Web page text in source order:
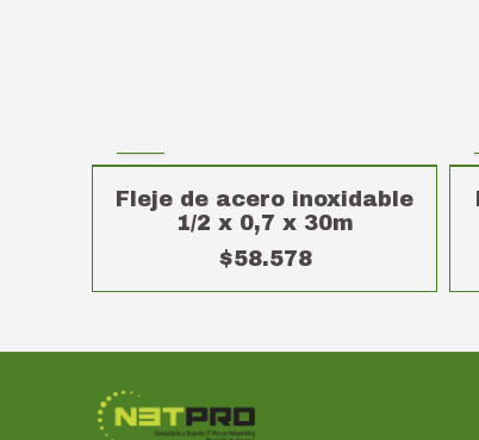
Fleje de acero inoxidable
1/2 x 0,7 x 30m
$58.578